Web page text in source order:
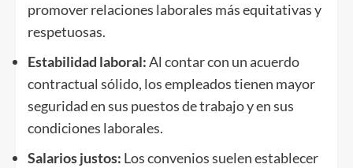
promover relaciones laborales más equitativas y
respetuosas.
Estabilidad laboral:Al contar con un acuerdo
contractual sólido, los empleados tienen mayor
seguridad en sus puestos de trabajo y en sus
condiciones laborales.
Salarios justos: Los convenios suelen establecer